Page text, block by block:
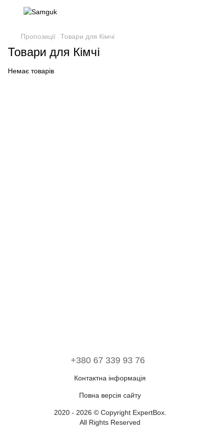
Пропозиції Товари для Кімчі
Товари для Кімчі
Немає товарів
+380 67 339 93 76
Контактна інформація
Повна версія сайту
2020 - 2026 © Copyright ExpertBox.
All Rights Reserved